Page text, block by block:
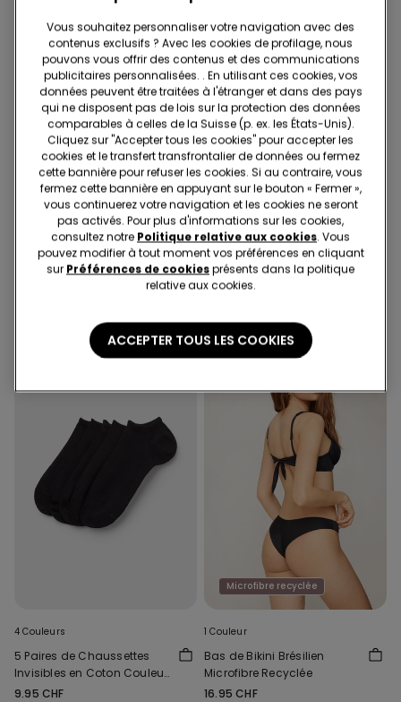
-70%
1 Couleur
Pantalon Trompette en Toile
Élastique
-70%
Microfibre recyclée
2 Couleurs
Soutien-gorge Bandeau
Légèrement Rembourré
Microfibre Recyclée
25.95 CHF
4 Couleurs
5 Paires de Chaussettes
Invisibles en Coton Couleur
Unie Unisexe
9.95 CHF
Microfibre recyclée
1 Couleur
Bas de Bikini Brésilien
Microfibre Recyclée
16.95 CHF
Vous souhaitez personnaliser votre navigation avec des
contenus exclusifs ? Avec les cookies de profilage, nous
pouvons vous offrir des contenus et des communications
publicitaires personnalisées. . En utilisant ces cookies, vos
données peuvent être traitées à l'étranger et dans des pays
qui ne disposent pas de lois sur la protection des données
comparables à celles de la Suisse (p. ex. les États-Unis).
Cliquez sur "Accepter tous les cookies" pour accepter les
cookies et le transfert transfrontalier de données ou fermez
cette bannière pour refuser les cookies. Si au contraire, vous
fermez cette bannière en appuyant sur le bouton « Fermer »,
vous continuerez votre navigation et les cookies ne seront
pas activés. Pour plus d'informations sur les cookies,
consultez notre Politique relative aux cookies. Vous
pouvez modifier à tout moment vos préférences en cliquant
sur Préférences de cookiesprésents dans la politique
relative aux cookies.
ACCEPTER TOUS LES COOKIES